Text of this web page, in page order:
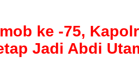
ke -75,
Jadi Abdi